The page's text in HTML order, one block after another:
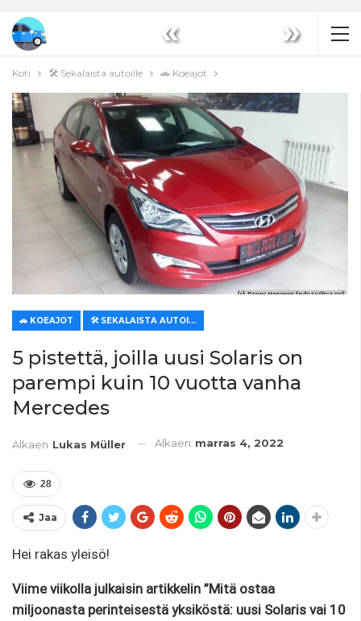
« »
Koti 🛠️ Sekalaista autoille 🚗 Koeajot
🚗 KOEAJOT 🛠️ SEKALAISTA AUTOILLE
5 pistettä, joilla uusi Solaris on
parempi kuin 10 vuotta vanha
Mercedes
Alkaen Lukas Müller Alkaen marras 4, 2022
28
Jaa
Hei rakas yleisö!
Viime viikolla julkaisin artikkelin ”Mitä ostaa
miljoonasta perinteisestä yksiköstä: uusi Solaris vai 10